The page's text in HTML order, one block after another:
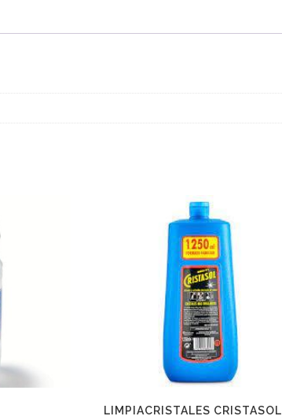
LIMPIACRISTALES CRISTASOL